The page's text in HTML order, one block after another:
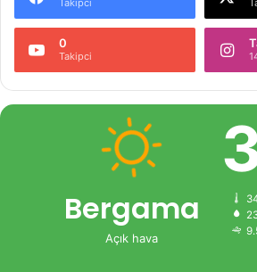
0
Takipci
Bergama
Açık hava